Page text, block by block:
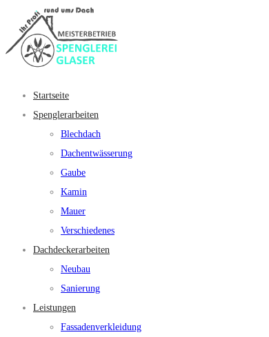
Startseite
Spenglerarbeiten
Blechdach
Dachentwässerung
Gaube
Kamin
Mauer
Verschiedenes
Dachdeckerarbeiten
Neubau
Sanierung
Leistungen
Fassadenverkleidung